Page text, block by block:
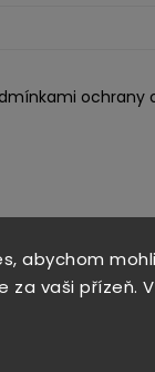
abychom
za vaši přízeň.
ochrany